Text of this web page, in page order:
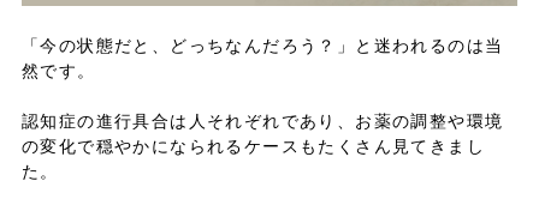
「今の状態だと、どっちなんだろう？」と迷われるのは当
然です。
認知症の進行具合は人それぞれであり、お薬の調整や環境
の変化で穏やかになられるケースもたくさん見てきまし
た。